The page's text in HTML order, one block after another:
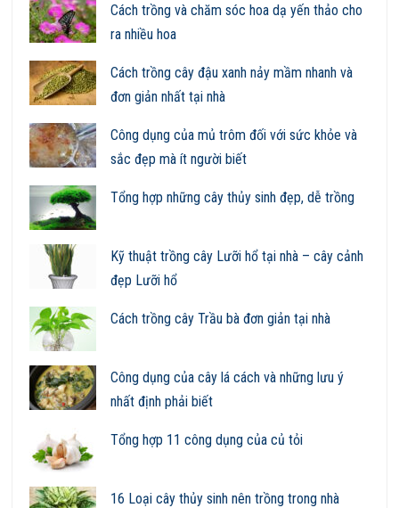
Cách trồng và chăm sóc hoa dạ yến thảo cho
ra nhiều hoa
Cách trồng cây đậu xanh nảy mầm nhanh và
đơn giản nhất tại nhà
Công dụng của mủ trôm đối với sức khỏe và
sắc đẹp mà ít người biết
Tổng hợp những cây thủy sinh đẹp, dễ trồng
Kỹ thuật trồng cây Lưỡi hổ tại nhà – cây cảnh
đẹp Lưỡi hổ
Cách trồng cây Trầu bà đơn giản tại nhà
Công dụng của cây lá cách và những lưu ý
nhất định phải biết
Tổng hợp 11 công dụng của củ tỏi
16 Loại cây thủy sinh nên trồng trong nhà